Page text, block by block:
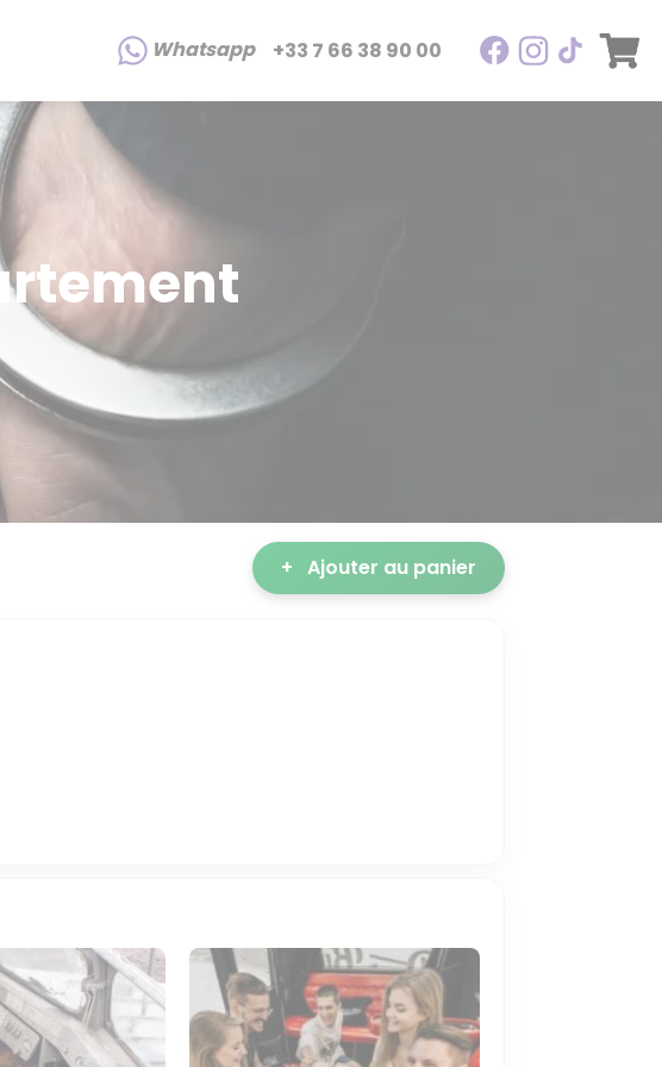
Whatsapp +33 7 66 38 90 00
+ Ajouter au panier